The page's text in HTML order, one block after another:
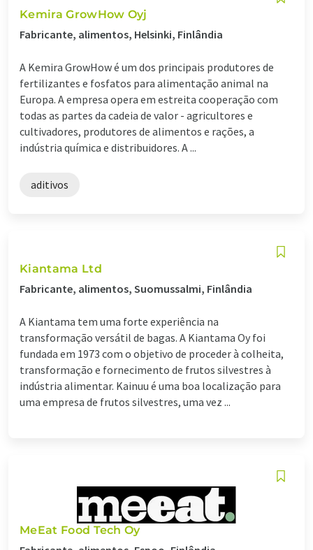
Kemira GrowHow Oyj
Fabricante, alimentos, Helsinki, Finlândia
A Kemira GrowHow é um dos principais produtores de
fertilizantes e fosfatos para alimentação animal na
Europa. A empresa opera em estreita cooperação com
todas as partes da cadeia de valor - agricultores e
cultivadores, produtores de alimentos e rações, a
indústria química e distribuidores. A ...
aditivos
Kiantama Ltd
Fabricante, alimentos, Suomussalmi, Finlândia
A Kiantama tem uma forte experiência na
transformação versátil de bagas. A Kiantama Oy foi
fundada em 1973 com o objetivo de proceder à colheita,
transformação e fornecimento de frutos silvestres à
indústria alimentar. Kainuu é uma boa localização para
uma empresa de frutos silvestres, uma vez ...
MeEat Food Tech Oy